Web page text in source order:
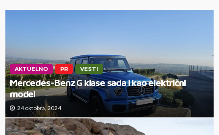
AKTUELNO PR VESTI
Mercedes-Benz G klase sada i kao električni
model
24 oktobra, 2024